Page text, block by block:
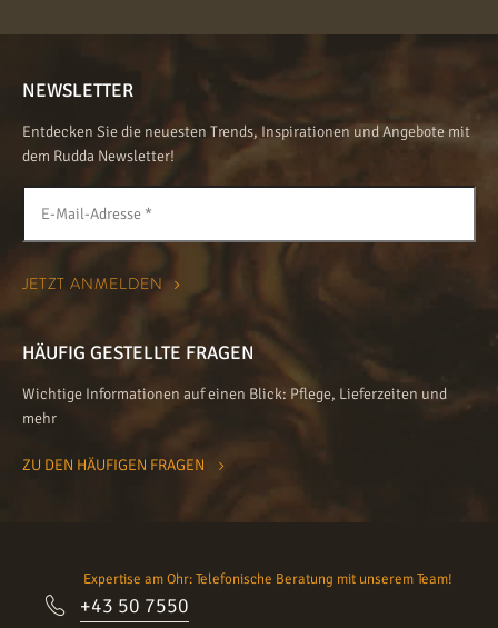
NEWSLETTER
Entdecken Sie die neuesten Trends, Inspirationen und Angebote mit
dem Rudda Newsletter!
HÄUFIG GESTELLTE FRAGEN
Wichtige Informationen auf einen Blick: Pflege, Lieferzeiten und
mehr
ZU DEN HÄUFIGEN FRAGEN
Expertise am Ohr: Telefonische Beratung mit unserem Team!
+43 50 7550